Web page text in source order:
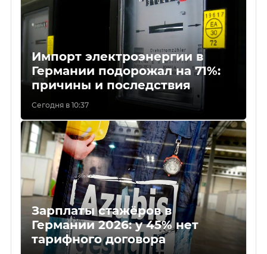
Импорт электроэнергии в
Германии подорожал на 71%:
причины и последствия
Сегодня в 10:37
Зарплаты стажёров в
Германии 2026: у 45% нет
тарифного договора